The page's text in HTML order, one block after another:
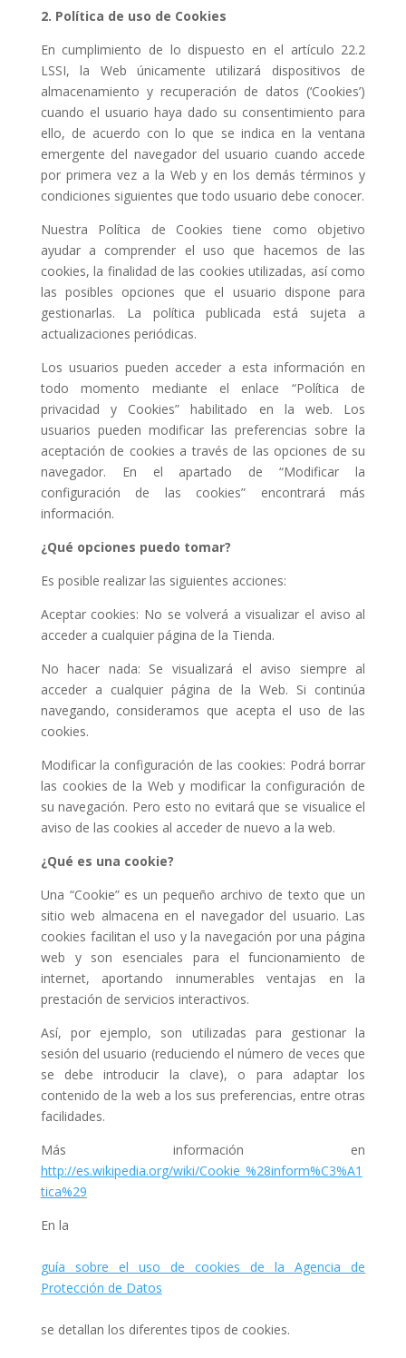
2. Política de uso de Cookies
En cumplimiento de lo dispuesto en el artículo 22.2
LSSI, la Web únicamente utilizará dispositivos de
almacenamiento y recuperación de datos (‘Cookies’)
cuando el usuario haya dado su consentimiento para
ello, de acuerdo con lo que se indica en la ventana
emergente del navegador del usuario cuando accede
por primera vez a la Web y en los demás términos y
condiciones siguientes que todo usuario debe conocer.
Nuestra Política de Cookies tiene como objetivo
ayudar a comprender el uso que hacemos de las
cookies, la finalidad de las cookies utilizadas, así como
las posibles opciones que el usuario dispone para
gestionarlas. La política publicada está sujeta a
actualizaciones periódicas.
Los usuarios pueden acceder a esta información en
todo momento mediante el enlace “Política de
privacidad y Cookies” habilitado en la web. Los
usuarios pueden modificar las preferencias sobre la
aceptación de cookies a través de las opciones de su
navegador. En el apartado de “Modificar la
configuración de las cookies” encontrará más
información.
¿Qué opciones puedo tomar?
Es posible realizar las siguientes acciones:
Aceptar cookies: No se volverá a visualizar el aviso al
acceder a cualquier página de la Tienda.
No hacer nada: Se visualizará el aviso siempre al
acceder a cualquier página de la Web. Si continúa
navegando, consideramos que acepta el uso de las
cookies.
Modificar la configuración de las cookies: Podrá borrar
las cookies de la Web y modificar la configuración de
su navegación. Pero esto no evitará que se visualice el
aviso de las cookies al acceder de nuevo a la web.
¿Qué es una cookie?
Una “Cookie” es un pequeño archivo de texto que un
sitio web almacena en el navegador del usuario. Las
cookies facilitan el uso y la navegación por una página
web y son esenciales para el funcionamiento de
internet, aportando innumerables ventajas en la
prestación de servicios interactivos.
Así, por ejemplo, son utilizadas para gestionar la
sesión del usuario (reduciendo el número de veces que
se debe introducir la clave), o para adaptar los
contenido de la web a los sus preferencias, entre otras
facilidades.
Más información en
http://es.wikipedia.org/wiki/Cookie_%28inform%C3%A1
tica%29
En la
guía sobre el uso de cookies de la Agencia de
Protección de Datos
se detallan los diferentes tipos de cookies.